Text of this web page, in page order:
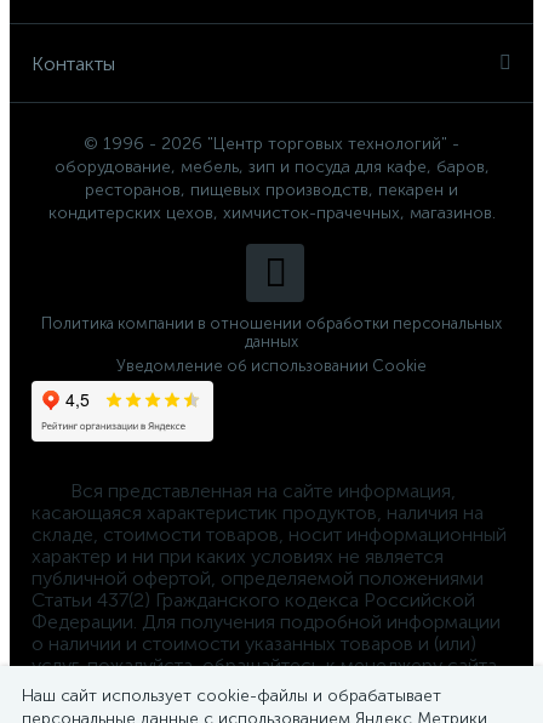
Контакты
© 1996 - 2026 "Центр торговых технологий" -
оборудование, мебель, зип и посуда для кафе, баров,
ресторанов, пищевых производств, пекарен и
кондитерских цехов, химчисток-прачечных, магазинов.
Политика компании в отношении обработки персональных
данных
Уведомление об использовании Cookie
касающаяся характеристик продуктов, наличия на
складе, стоимости товаров, носит информационный
характер и ни при каких условиях не является
публичной офертой, определяемой положениями
Статьи 437(2) Гражданского кодекса Российской
Федерации. Для получения подробной информации
о наличии и стоимости указанных товаров и (или)
услуг, пожалуйста, обращайтесь к менеджеру сайта
по телефону
8-800-550-4-660
Наш сайт использует cookie-файлы и обрабатывает
персональные данные с использованием Яндекс Метрики.